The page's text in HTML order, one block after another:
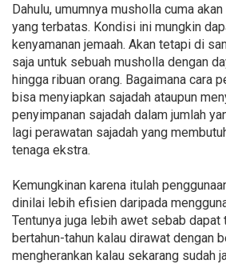
Dahulu, umumnya musholla cuma
yang terbatas. Kondisi ini mungkin
kenyamanan jemaah. Akan tetapi di
saja untuk sebuah musholla dengan
hingga ribuan orang. Bagaimana cara
bisa menyiapkan sajadah ataupun
penyimpanan sajadah dalam jumlah
lagi perawatan sajadah yang
tenaga ekstra.
Kemungkinan karena itulah
dinilai lebih efisien daripada
Tentunya juga lebih awet sebab dapat
bertahun-tahun kalau dirawat dengan
mengherankan kalau sekarang sudah